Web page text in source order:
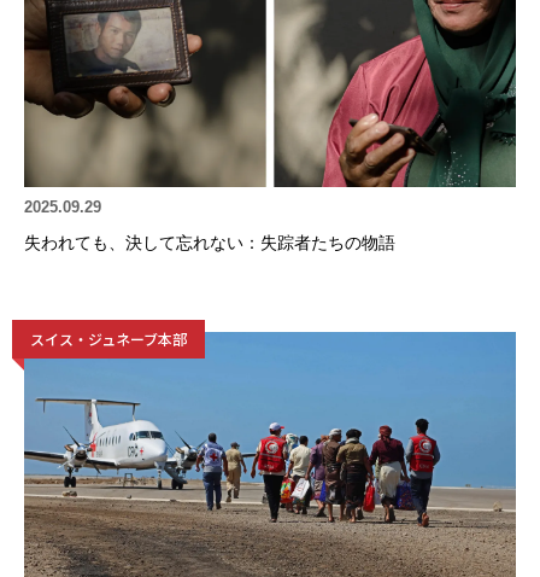
2025.09.29
失われても、決して忘れない：失踪者たちの物語
スイス・ジュネーブ本部